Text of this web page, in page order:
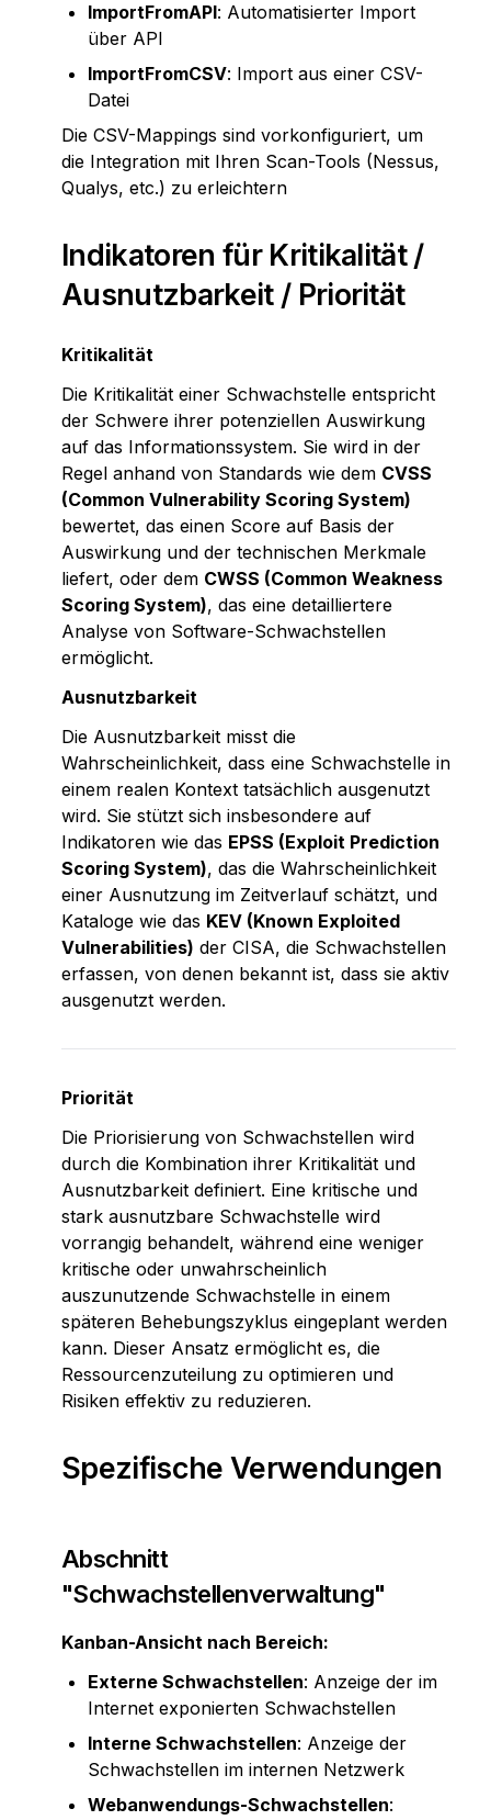
ImportFromAPI: Automatisierter Import
über API
ImportFromCSV: Import aus einer CSV-
Datei
Die CSV-Mappings sind vorkonfiguriert, um
die Integration mit Ihren Scan-Tools (Nessus,
Qualys, etc.) zu erleichtern
Indikatoren für Kritikalität /
Ausnutzbarkeit / Priorität
Kritikalität
Die Kritikalität einer Schwachstelle entspricht
der Schwere ihrer potenziellen Auswirkung
auf das Informationssystem. Sie wird in der
Regel anhand von Standards wie dem CVSS
(Common Vulnerability Scoring System)
bewertet, das einen Score auf Basis der
Auswirkung und der technischen Merkmale
liefert, oder dem CWSS (Common Weakness
Scoring System), das eine detailliertere
Analyse von Software-Schwachstellen
ermöglicht.
Ausnutzbarkeit
Die Ausnutzbarkeit misst die
Wahrscheinlichkeit, dass eine Schwachstelle in
einem realen Kontext tatsächlich ausgenutzt
wird. Sie stützt sich insbesondere auf
Indikatoren wie das EPSS (Exploit Prediction
Scoring System), das die Wahrscheinlichkeit
einer Ausnutzung im Zeitverlauf schätzt, und
Kataloge wie das KEV (Known Exploited
Vulnerabilities) der CISA, die Schwachstellen
erfassen, von denen bekannt ist, dass sie aktiv
ausgenutzt werden.
Priorität
Die Priorisierung von Schwachstellen wird
durch die Kombination ihrer Kritikalität und
Ausnutzbarkeit definiert. Eine kritische und
stark ausnutzbare Schwachstelle wird
vorrangig behandelt, während eine weniger
kritische oder unwahrscheinlich
auszunutzende Schwachstelle in einem
späteren Behebungszyklus eingeplant werden
kann. Dieser Ansatz ermöglicht es, die
Ressourcenzuteilung zu optimieren und
Risiken effektiv zu reduzieren.
Spezifische Verwendungen
Abschnitt
"Schwachstellenverwaltung"
Kanban-Ansicht nach Bereich:
Externe Schwachstellen: Anzeige der im
Internet exponierten Schwachstellen
Interne Schwachstellen: Anzeige der
Schwachstellen im internen Netzwerk
Webanwendungs-Schwachstellen: